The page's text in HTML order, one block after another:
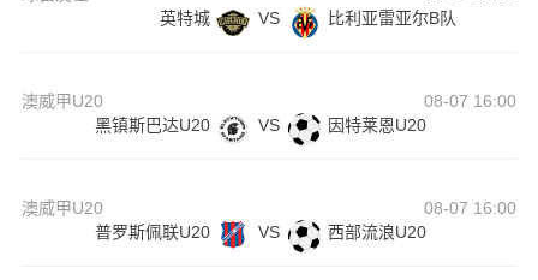
英特城
VS 比利亚雷亚尔B队
澳威甲U20
08-07 16:00
黑镇斯巴达U20
VS 因特莱恩U20
澳威甲U20
08-07 16:00
普罗斯佩联U20
VS 西部流浪U20